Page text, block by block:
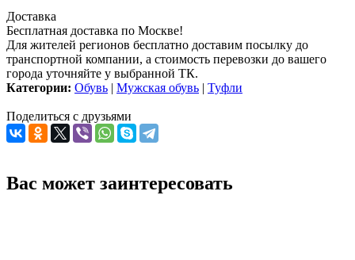
Доставка
Бесплатная доставка по Москве!
Для жителей регионов бесплатно доставим посылку до
транспортной компании, а стоимость перевозки до вашего
города уточняйте у выбранной ТК.
Категории: Обувь | Мужская обувь | Туфли
Поделиться с друзьями
Вас может заинтересовать